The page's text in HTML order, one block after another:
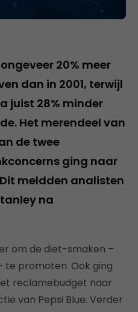
20% meer
dan in 2001, terwijl
juist 28% minder
Het merendeel van
de twee
ging naar
meldden analisten
na
om de diet-smaken –
te promoten. Ook ging
reclamebudget naar
van Pepsi Blue. Verder